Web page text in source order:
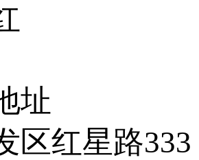
址
区红星路333